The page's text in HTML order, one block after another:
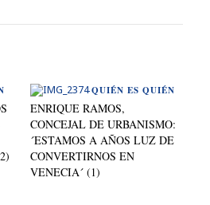
QUIÉN ES QUIÉN
ENRIQUE RAMOS,
CONCEJAL DE URBANISMO:
´ESTAMOS A AÑOS LUZ DE
CONVERTIRNOS EN
VENECIA´ (1)